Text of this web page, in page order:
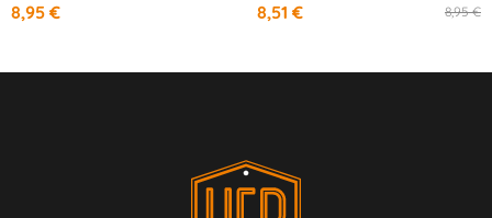
8,95 € 8,95 €
8,51 €